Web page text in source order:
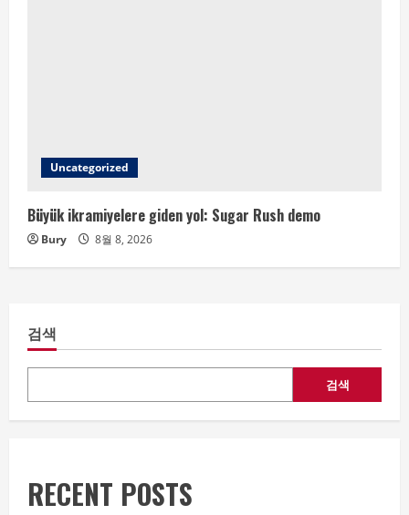
Uncategorized
Büyük ikramiyelere giden yol: Sugar Rush demo
Bury 8월 8, 2026
검색
검색
RECENT POSTS